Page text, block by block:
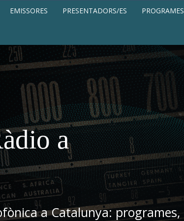
EMISSORES PRESENTADORS/ES PROGRAMES
a
a Catalunya: programes,